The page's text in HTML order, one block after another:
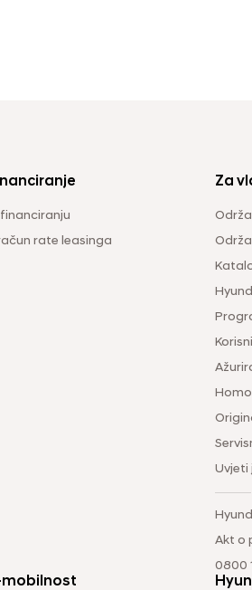
rate leasinga
Za
Uvjeti
Akt o
0800
mobilnost